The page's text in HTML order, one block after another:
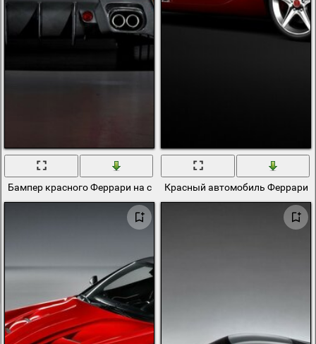
Бампер красного Феррари на сером фонеКрасный автомобиль Феррари